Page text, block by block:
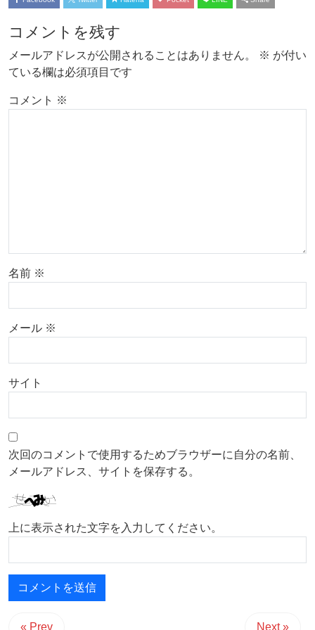
コメントを残す
メールアドレスが公開されることはありません。 ※ が付い
ている欄は必須項目です
コメント ※
名前 ※
メール ※
サイト
次回のコメントで使用するためブラウザーに自分の名前、
メールアドレス、サイトを保存する。
上に表示された文字を入力してください。
« Prev Next »